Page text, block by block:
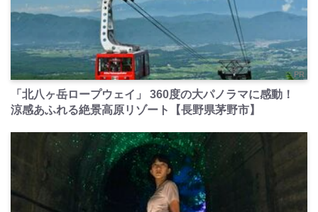
PR
「北八ヶ岳ロープウェイ」 360度の大パノラマに感動！
涼感あふれる絶景高原リゾート【長野県茅野市】